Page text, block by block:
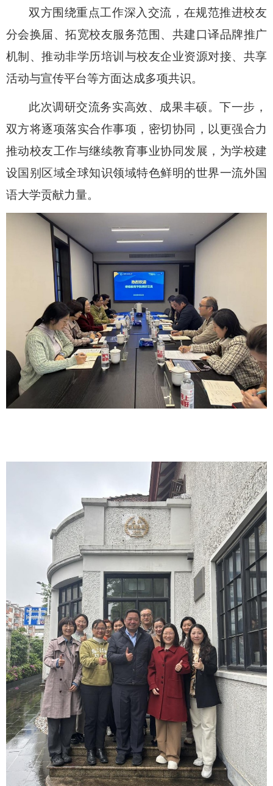
双方围绕重点工作深入交流，在规范推进校友
分会换届、拓宽校友服务范围、共建口译品牌推广
机制、推动非学历培训与校友企业资源对接、共享
活动与宣传平台等方面达成多项共识。
此次调研交流务实高效、成果丰硕。下一步，
双方将逐项落实合作事项，密切协同，以更强合力
推动校友工作与继续教育事业协同发展，为学校建
设国别区域全球知识领域特色鲜明的世界一流外国
语大学贡献力量。